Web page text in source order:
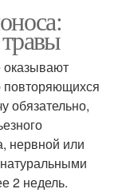
оказывают
повторяющихся
обязательно,
нервной или
2 недель.